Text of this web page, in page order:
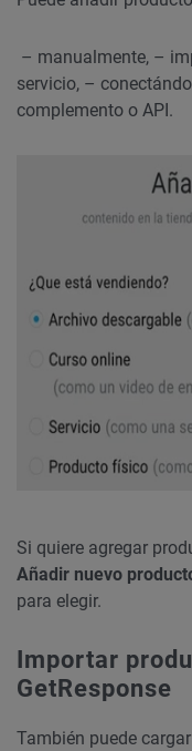
– manualmente, –
servicio, –
complemento o API.
Si quiere agregar
Añadir nuevo
para elegir.
Importar
GetResponse
También puede